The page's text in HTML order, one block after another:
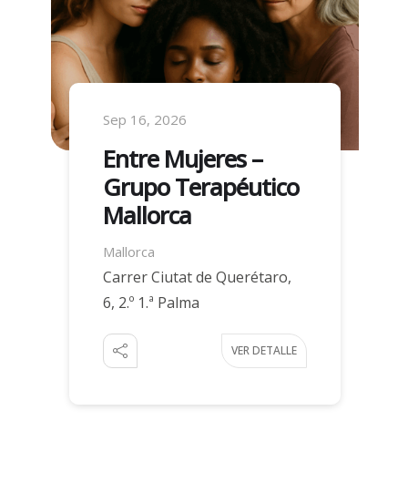
Sep 16, 2026
Entre Mujeres –
Grupo Terapéutico
Mallorca
Mallorca
Carrer Ciutat de Querétaro,
6, 2.º 1.ª Palma
VER DETALLE